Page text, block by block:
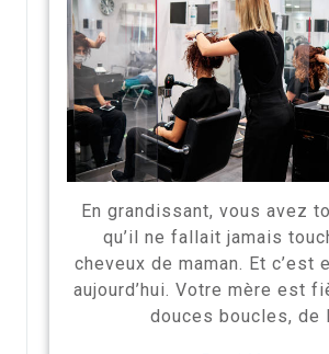
En grandissant, vous avez
qu’il ne fallait jamais
cheveux de maman. Et c’est
aujourd’hui. Votre mère est
douces boucles, de